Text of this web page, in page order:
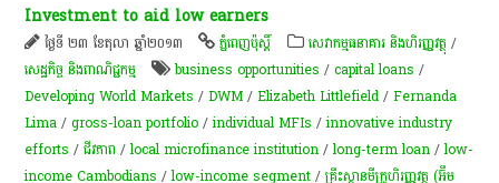
Investment to aid low earners
ថ្ងៃទី ២៣ ខែតុលា ឆ្នាំ២០១៣ ភ្នំពេញប៉ុស្តិ៍ សេវាកម្មធនាគារ និងហិរញ្ញវត្ថុ /
សេដ្ឋកិច្ច និងពាណិជ្ជកម្ម
business opportunities /capital loans /
Developing World Markets /DWM /Elizabeth Littlefield /Fernanda
Lima /gross-loan portfolio /individual MFIs /innovative industry
efforts /ជីវភាព /local microfinance institution /long-term loan /low-
income Cambodians /low-income segment /គ្រឹះស្ថាន​មីក្រូហិរញ្ញវត្ថុ (អ៊ឹម